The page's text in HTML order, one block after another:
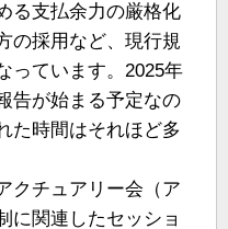
る支払余力の厳格化
の採用など、現行規
っています。2025年
告が始まる予定なの
た時間はそれほど多
クチュアリー会（ア
に関連したセッショ